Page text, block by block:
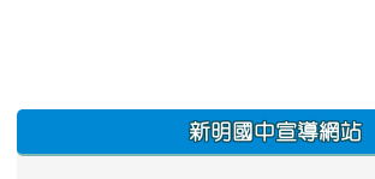
:::
新明國中宣導網站